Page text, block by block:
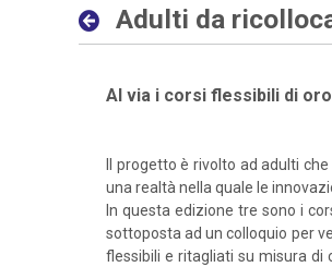
Adulti da
Al via i corsi flessibili di
Il progetto è rivolto ad adulti
una realtà nella quale le
In questa edizione tre sono i
sottoposta ad un colloquio per
flessibili e ritagliati su misura di